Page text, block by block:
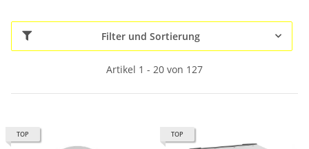
Filter und Sortierung
Artikel 1 - 20 von 127
TOP TOP